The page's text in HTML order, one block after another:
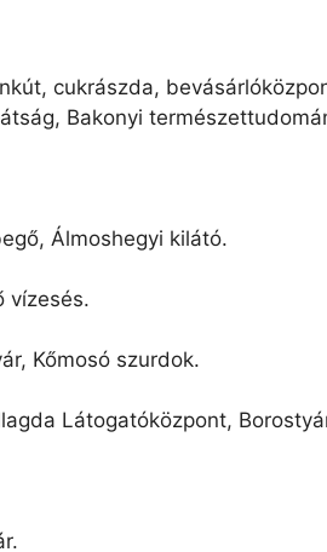
cukrászda,
Bakonyi
Álmoshegyi kilátó.
vízesés.
Kőmosó szurdok.
Látogatóközpont,